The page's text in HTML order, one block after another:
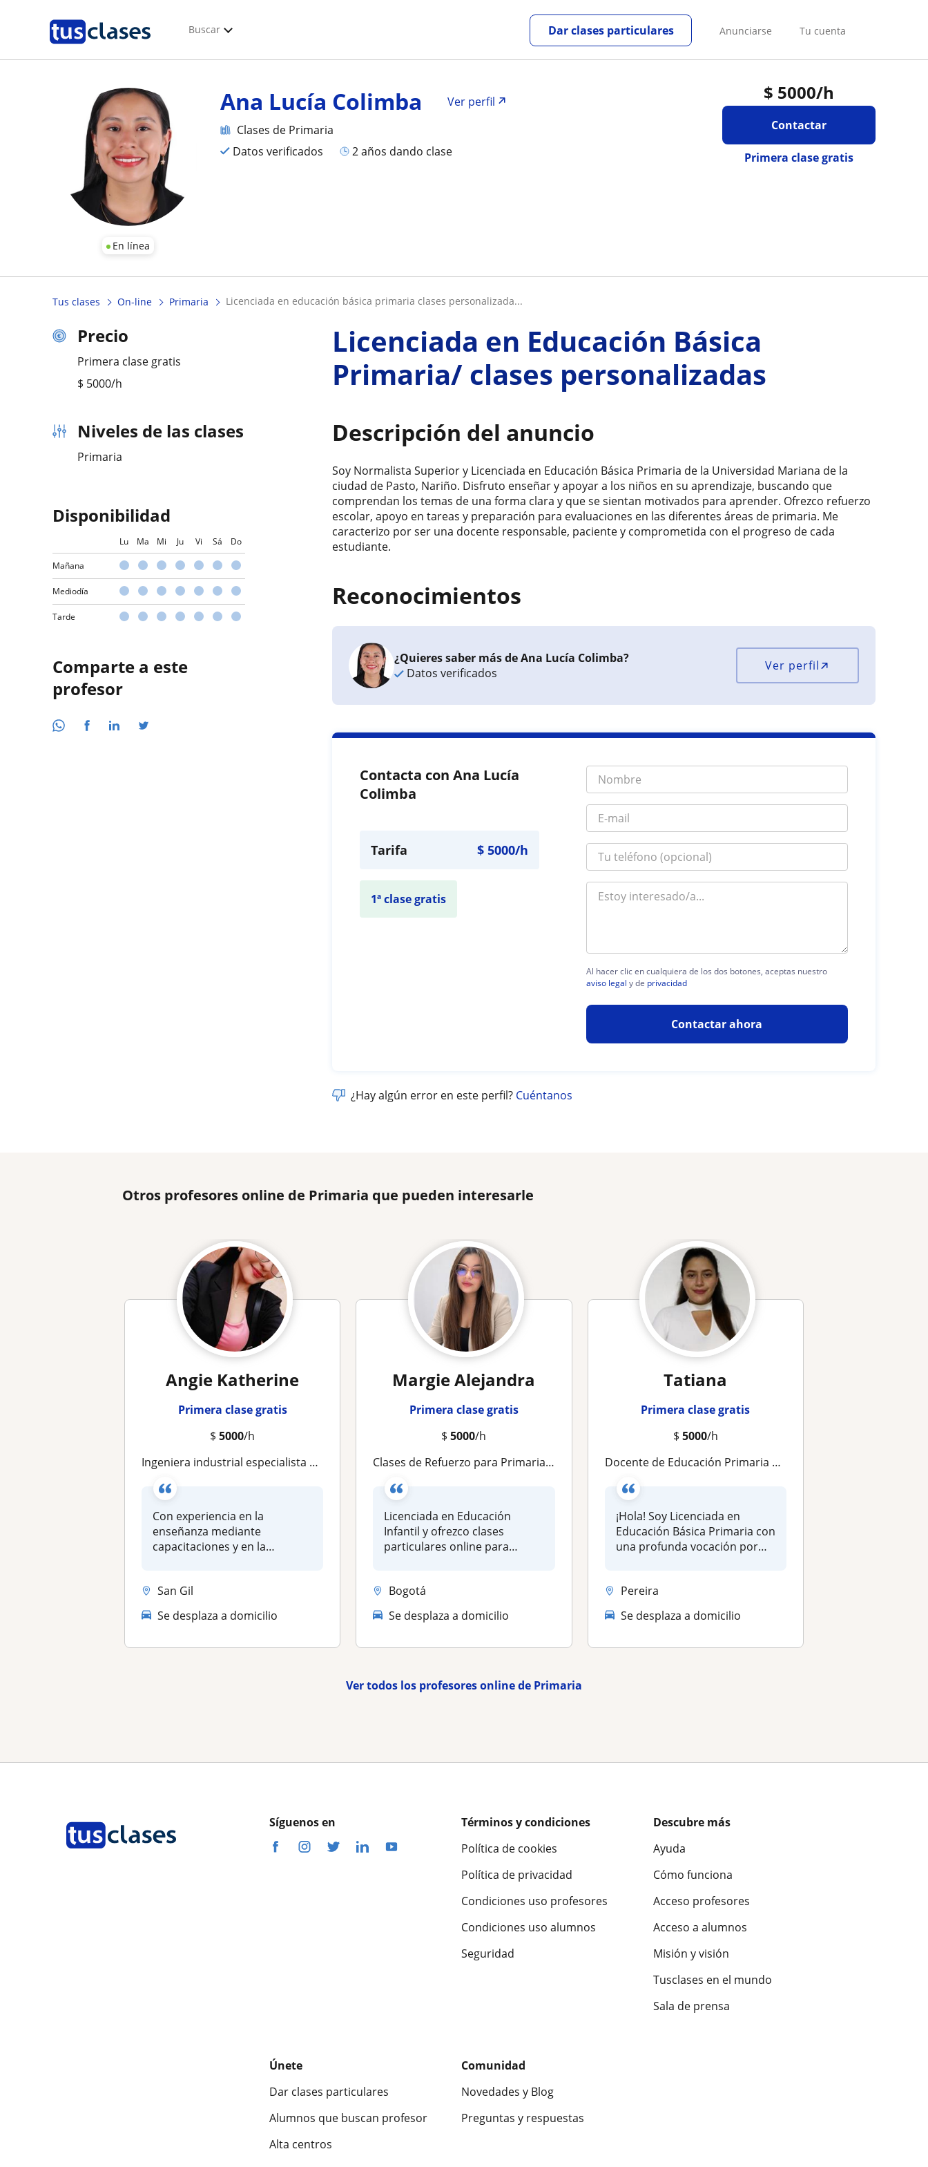
Buscar Anunciarse Tu cuenta
Dar clases particulares
En línea
$ 5000/h
Contactar
Primera clase gratis
Ana Lucía Colimba
Ver perfil
Clases de Primaria
Datos verificados
2 años dando clase
Tus clases On-line Primaria licenciada en educación básica primaria clases personalizada...
Precio
Primera clase gratis
$ 5000/h
Niveles de las clases
Primaria
Disponibilidad
Lu Ma Mi Ju Vi Sá Do
Mañana
Mediodía
Tarde
Comparte a este
profesor
Licenciada en Educación Básica
Primaria/ clases personalizadas
Descripción del anuncio
Soy Normalista Superior y Licenciada en Educación Básica Primaria de la Universidad Mariana de la
ciudad de Pasto, Nariño. Disfruto enseñar y apoyar a los niños en su aprendizaje, buscando que
comprendan los temas de una forma clara y que se sientan motivados para aprender. Ofrezco refuerzo
escolar, apoyo en tareas y preparación para evaluaciones en las diferentes áreas de primaria. Me
caracterizo por ser una docente responsable, paciente y comprometida con el progreso de cada
estudiante.
Reconocimientos
¿Quieres saber más de Ana Lucía Colimba?
Datos verificados
Ver perfil
Contacta con Ana Lucía
Colimba
Tarifa $5000/h
1ª clase gratis
Al hacer clic en cualquiera de los dos botones, aceptas nuestro
aviso legal y de privacidad
Contactar ahora
¿Hay algún error en este perfil? Cuéntanos
Otros profesores online de Primaria que pueden interesarle
Angie Katherine
Primera clase gratis
$5000/h
Ingeniera industrial especialista en seguridad y salud
Con experiencia en la
enseñanza mediante
capacitaciones y en la
San Gil
Se desplaza a domicilio
Margie Alejandra
Primera clase gratis
$5000/h
Clases de Refuerzo para Primaria | Aprender con Confianza y Resultados
Licenciada en Educación
Infantil y ofrezco clases
particulares online para
Bogotá
Se desplaza a domicilio
Tatiana
Primera clase gratis
$ 5000/h
Docente de Educación Primaria apasionada y paciente ofrece clases particulares y regularización escolar virtual
¡Hola! Soy Licenciada en
Educación Básica Primaria con
una profunda vocación por
Pereira
Se desplaza a domicilio
Ver todos los profesores online de Primaria
Síguenos en
Términos y condiciones
Política de cookies
Política de privacidad
Condiciones uso profesores
Condiciones uso alumnos
Seguridad
Descubre más
Ayuda
Cómo funciona
Acceso profesores
Acceso a alumnos
Misión y visión
Tusclases en el mundo
Sala de prensa
Únete
Dar clases particulares
Alumnos que buscan profesor
Alta centros
Comunidad
Novedades y Blog
Preguntas y respuestas